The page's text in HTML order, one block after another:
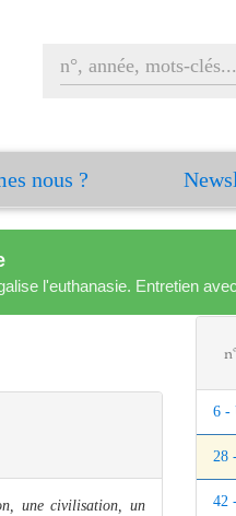
nous ?
l'euthanasie. Entretien
une civilisation, un
6 -
28
42